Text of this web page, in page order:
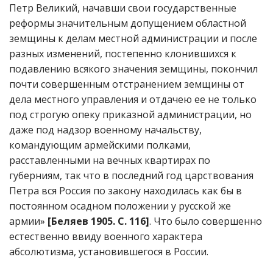
Петр Великий, начавши свои государственные
реформы значительным допущением областной
земщины к делам местной администрации и после
разных изменений, постепенно клонившихся к
подавлению всякого значения земщины, покончил
почти совершенным отстранением земщины от
дела местного управления и отдачею ее не только
под строгую опеку приказной администрации, но
даже под надзор военному начальству,
командующим армейскими полками,
расставленными на вечных квартирах по
губерниям, так что в последний год царствования
Петра вся Россия по закону находилась как бы в
постоянном осадном положении у русской же
армии» [Беляев 1905. С. 116]. Что было совершенно
естественно ввиду военного характера
абсолютизма, установившегося в России.